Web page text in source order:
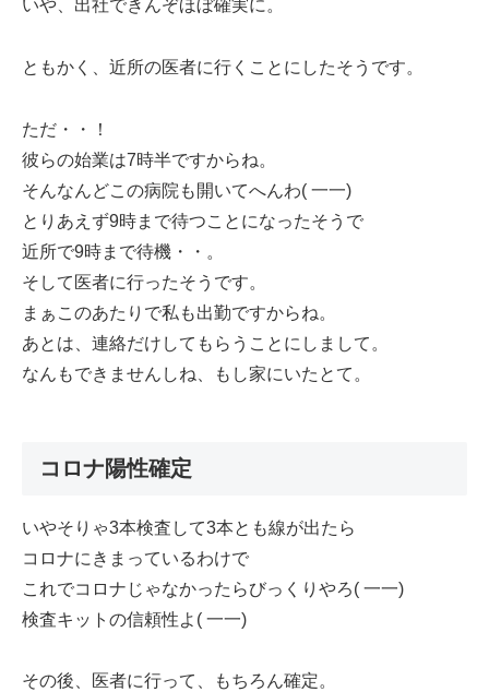
いや、出社できんぞほぼ確実に。
ともかく、近所の医者に行くことにしたそうです。
ただ・・！
彼らの始業は7時半ですからね。
そんなんどこの病院も開いてへんわ( 一一)
とりあえず9時まで待つことになったそうで
近所で9時まで待機・・。
そして医者に行ったそうです。
まぁこのあたりで私も出勤ですからね。
あとは、連絡だけしてもらうことにしまして。
なんもできませんしね、もし家にいたとて。
コロナ陽性確定
いやそりゃ3本検査して3本とも線が出たら
コロナにきまっているわけで
これでコロナじゃなかったらびっくりやろ( 一一)
検査キットの信頼性よ( 一一)
その後、医者に行って、もちろん確定。